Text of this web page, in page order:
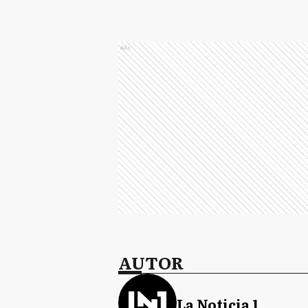
Ads
AUTOR
La Noticia 1